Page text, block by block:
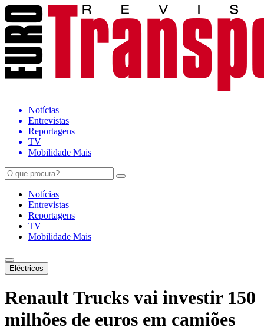
Notícias
Entrevistas
Reportagens
TV
Mobilidade Mais
Notícias
Entrevistas
Reportagens
TV
Mobilidade Mais
Eléctricos
Renault Trucks vai investir 150
milhões de euros em camiões